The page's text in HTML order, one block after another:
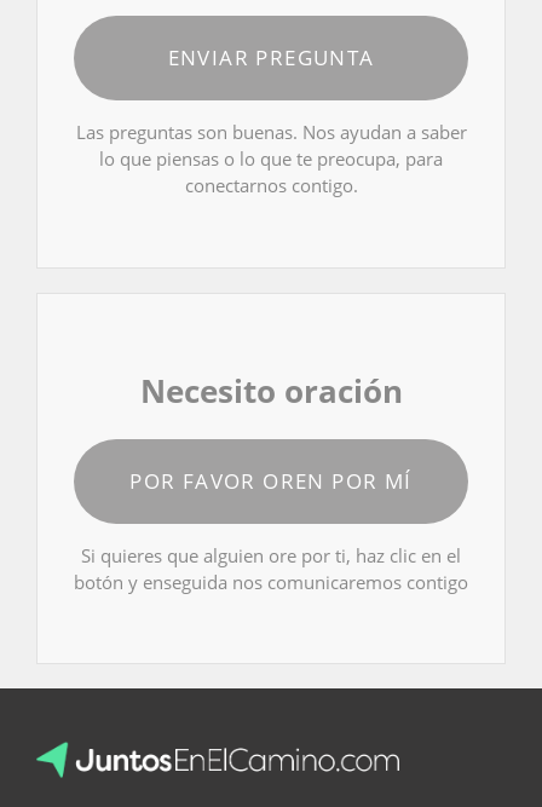
ENVIAR PREGUNTA
Las preguntas son buenas. Nos ayudan a saber
lo que piensas o lo que te preocupa, para
conectarnos contigo.
Necesito oración
POR FAVOR OREN POR MÍ
Si quieres que alguien ore por ti, haz clic en el
botón y enseguida nos comunicaremos contigo